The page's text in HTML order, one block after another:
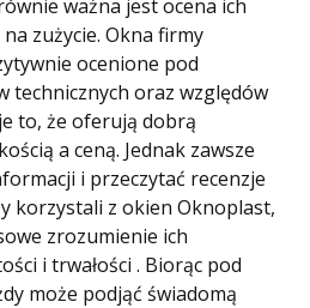
ważna jest ocena ich
zużycie. Okna firmy
ocenione pod
technicznych oraz względów
to, że oferują dobrą
a ceną. Jednak zawsze
i przeczytać recenzje
korzystali z okien Oknoplast,
zrozumienie ich
i trwałości . Biorąc pod
może podjąć świadomą